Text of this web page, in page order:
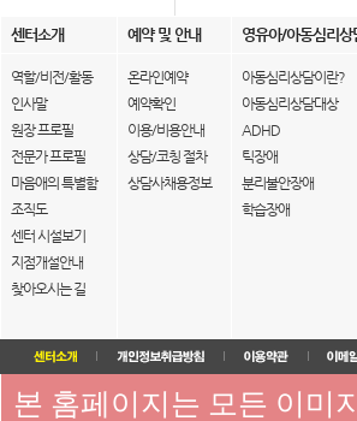
센터소개 예약 및 안내 영유아/아동심리상
역할/비전/활동
인사말
원장 프로필
전문가 프로필
마음애의 특별함
조직도
센터 시설보기
지점개설안내
찾아오시는 길
온라인예약
예약확인
이용/비용안내
상담/코칭 절차
상담사채용정보
아동심리상담이란?
아동심리상담대상
ADHD
틱장애
분리불안장애
학습장애
본 홈페이지는 모든 이미